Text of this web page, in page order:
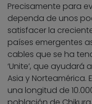
Precisamente para
dependa de unos
satisfacer la
países emergentes
cables que se ha
‘Unite’, que
Asia y Norteamérica.
una longitud de